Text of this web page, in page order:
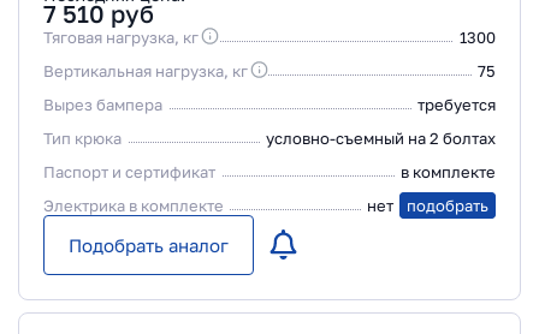
7 510 руб
Тяговая нагрузка, кг
1300
Вертикальная нагрузка, кг
75
Вырез бампера
требуется
Тип крюка
условно-съемный на 2 болтах
Паспорт и сертификат
в комплекте
Электрика в комплекте
нет подобрать
Подобрать аналог